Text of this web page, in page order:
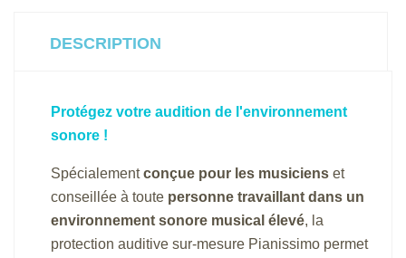
DESCRIPTION
Protégez votre audition de l'environnement
sonore !
Spécialementconçue pour les musiciens et
conseillée à toute personne travaillant dans un
environnement sonore musical élevé, la
protection auditive sur-mesure Pianissimo permet